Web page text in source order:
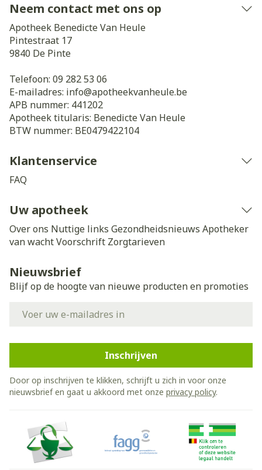
Neem contact met ons op
Apotheek Benedicte Van Heule
Pintestraat 17
9840 De Pinte
Telefoon: 09 282 53 06
E-mailadres: info@apotheekvanheule.be
APB nummer: 441202
Apotheek titularis: Benedicte Van Heule
BTW nummer: BE0479422104
Klantenservice
FAQ
Uw apotheek
Over ons Nuttige links Gezondheidsnieuws Apotheker
van wachtVoorschrift Zorgtarieven
Nieuwsbrief
Blijf op de hoogte van nieuwe producten en promoties
Inschrijven
Door op inschrijven te klikken, schrijft u zich in voor onze
nieuwsbrief en gaat u akkoord met onze privacy policy.